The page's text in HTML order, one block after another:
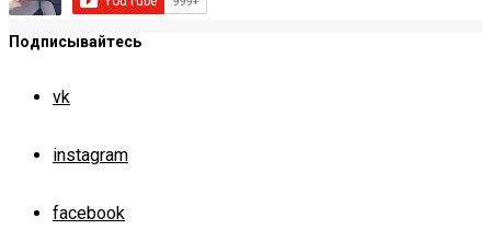
Подписывайтесь
vk
instagram
facebook